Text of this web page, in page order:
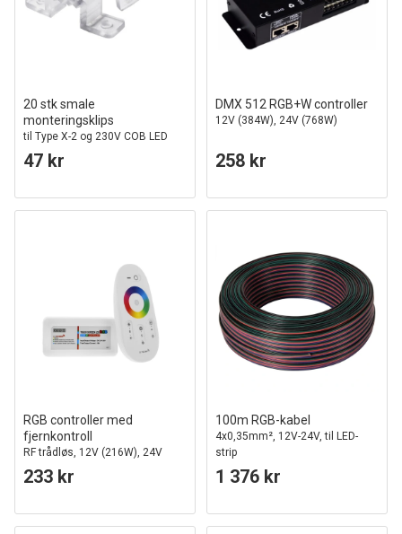
20 stk smale
monteringsklips
til Type X-2 og 230V COB LED
strips og alle IP68 LED strips
47 kr
DMX 512 RGB+W controller
12V (384W), 24V (768W)
258 kr
RGB controller med
fjernkontroll
RF trådløs, 12V (216W), 24V
(432W)
233 kr
100m RGB-kabel
4x0,35mm², 12V-24V, til LED-
strip
1 376 kr